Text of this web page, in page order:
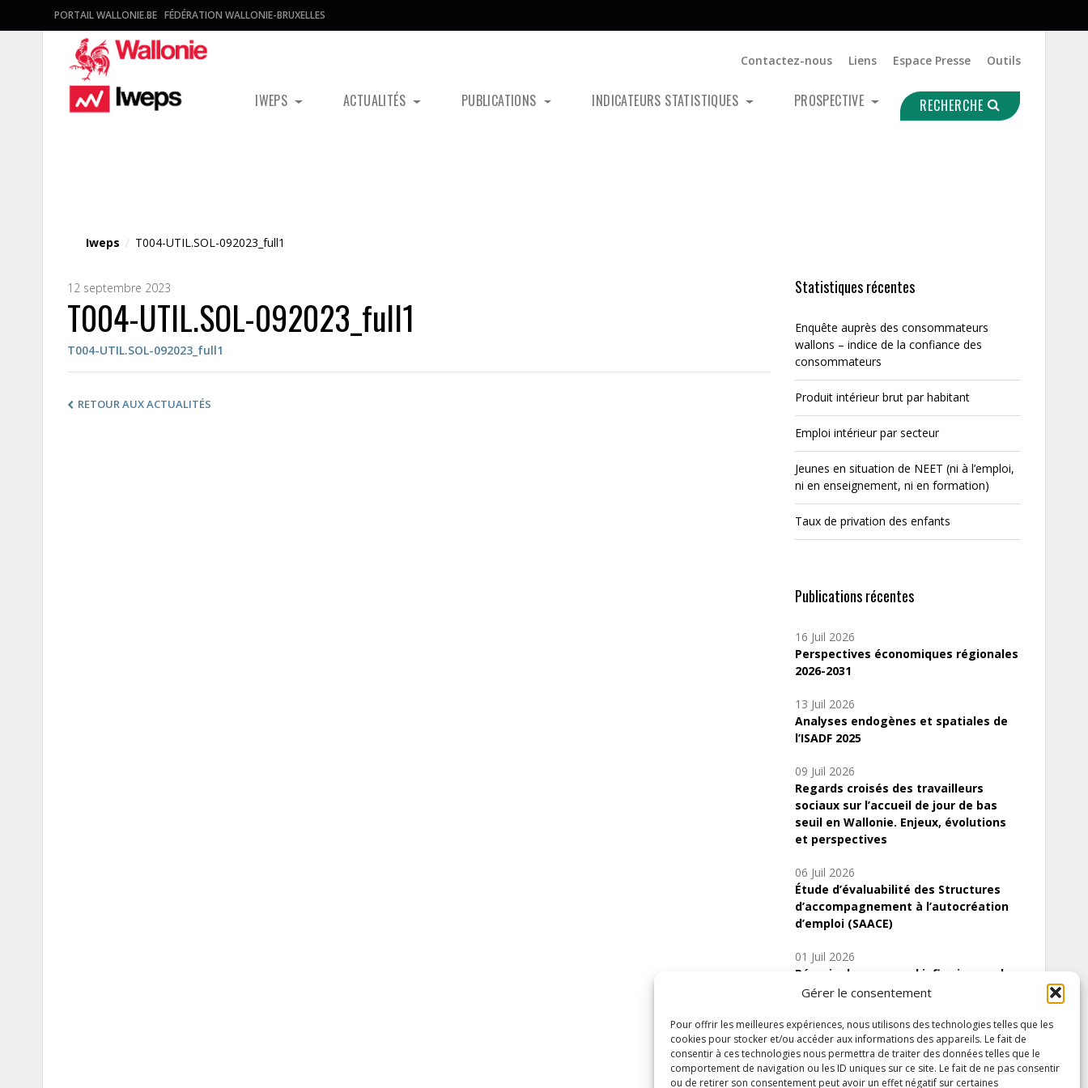
Gérer le consentement
Pour offrir les meilleures expériences, nous utilisons des technologies telles que les
cookies pour stocker et/ou accéder aux informations des appareils. Le fait de
consentir à ces technologies nous permettra de traiter des données telles que le
comportement de navigation ou les ID uniques sur ce site. Le fait de ne pas consentir
ou de retirer son consentement peut avoir un effet négatif sur certaines
PORTAIL WALLONIE.BE FÉDÉRATION WALLONIE-BRUXELLES
Contactez-nous Liens Espace Presse Outils
IWEPS ACTUALITÉS PUBLICATIONS INDICATEURS STATISTIQUES PROSPECTIVE RECHERCHE
Iweps / T004-UTIL.SOL-092023_full1
12 septembre 2023
T004-UTIL.SOL-092023_full1
T004-UTIL.SOL-092023_full1
RETOUR AUX ACTUALITÉS
Statistiques récentes
Enquête auprès des consommateurs
wallons – indice de la confiance des
consommateurs
Produit intérieur brut par habitant
Emploi intérieur par secteur
Jeunes en situation de NEET (ni à l’emploi,
ni en enseignement, ni en formation)
Taux de privation des enfants
Publications récentes
16 Juil 2026
Perspectives économiques régionales
2026-2031
13 Juil 2026
Analyses endogènes et spatiales de
l’ISADF 2025
09 Juil 2026
Regards croisés des travailleurs
sociaux sur l’accueil de jour de bas
seuil en Wallonie. Enjeux, évolutions
et perspectives
06 Juil 2026
Étude d’évaluabilité des Structures
d’accompagnement à l’autocréation
d’emploi (SAACE)
01 Juil 2026
Pénurie du personnel infirmier :quels
indicateurs d’offre de soins pour
Inscrivez-vous à notre newsletter